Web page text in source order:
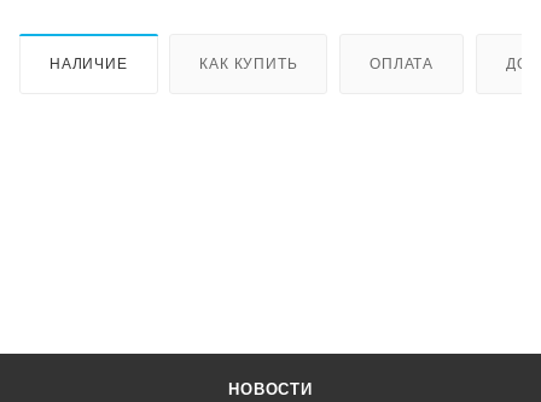
НАЛИЧИЕ КАК КУПИТЬ ОПЛАТА
НОВОСТИ